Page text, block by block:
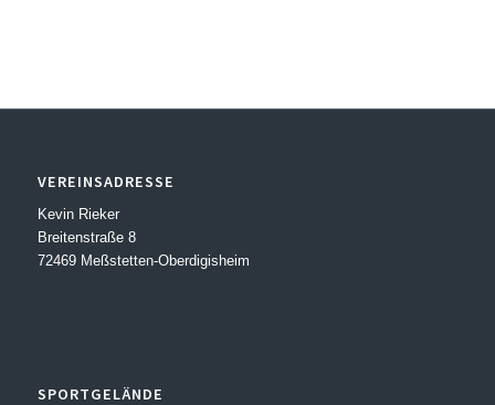
VEREINSADRESSE
Kevin Rieker
Breitenstraße 8
72469 Meßstetten-Oberdigisheim
SPORTGELÄNDE